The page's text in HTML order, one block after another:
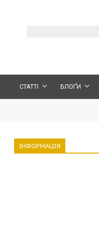
СТАТТІ БЛОҐИ
ІНФОРМАЦІЯ